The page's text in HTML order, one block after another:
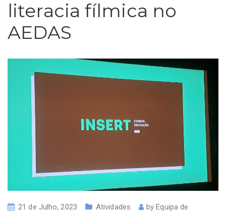
literacia fílmica no
AEDAS
21 de Julho, 2023 Atividades byEquipa de